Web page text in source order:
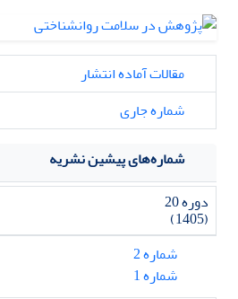
مقالات آماده انتشار
شماره جاری
شماره‌های پیشین نشریه
دوره 20
(1405)
شماره 2
شماره 1